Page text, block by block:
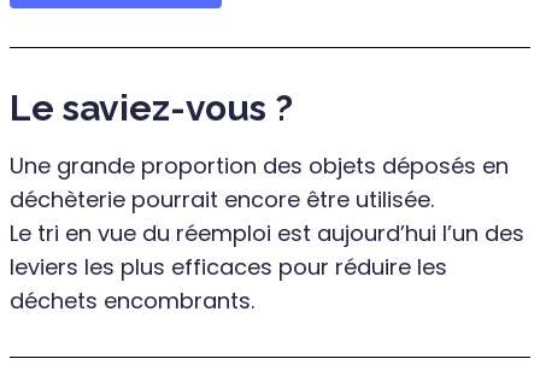
Le saviez-vous ?
Une grande proportion des objets déposés en
déchèterie pourrait encore être utilisée.
Le tri en vue du réemploi est aujourd’hui l’un des
leviers les plus efficaces pour réduire les
déchets encombrants.